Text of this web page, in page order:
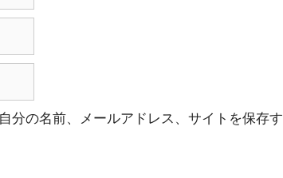
分の名前、メールアドレス、サイトを保存す